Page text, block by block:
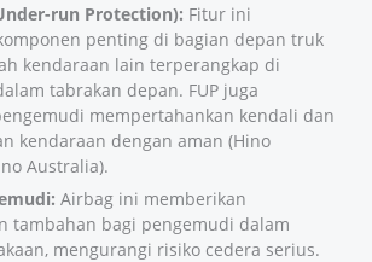
run Protection): Fitur ini
penting di bagian depan truk
kendaraan lain terperangkap di
tabrakan depan. FUP juga
mempertahankan kendali dan
kendaraan dengan aman (Hino
Australia).
Airbag ini memberikan
tambahan bagi pengemudi dalam
mengurangi risiko cedera serius.